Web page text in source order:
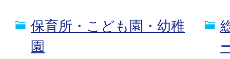
保育所・こども園・幼稚
園